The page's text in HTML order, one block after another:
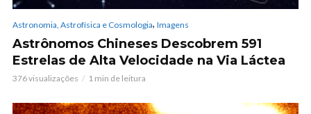
Astronomia, Astrofísica e Cosmologia, Imagens
Astrônomos Chineses Descobrem 591
Estrelas de Alta Velocidade na Via Láctea
376 visualizações 1 min de leitura